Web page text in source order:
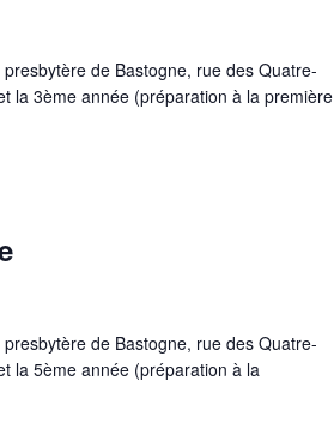
de Bastogne, rue des Quatre-
la 3ème année (préparation à la première
de Bastogne, rue des Quatre-
la 5ème année (préparation à la